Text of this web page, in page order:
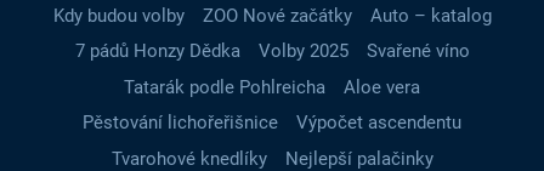
Kdy budou volby
ZOO Nové začátky
Auto – katalog
7 pádů Honzy Dědka
Volby 2025
Svařené víno
Tatarák podle Pohlreicha
Aloe vera
Pěstování lichořeřišnice
Výpočet ascendentu
Tvarohové knedlíky
Nejlepší palačinky